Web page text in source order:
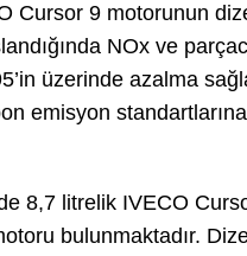
Cursor 9 motorunun
NOx ve
üzerinde azalma
emisyon standartlarına
8,7 litrelik IVECO
bulunmaktadır.